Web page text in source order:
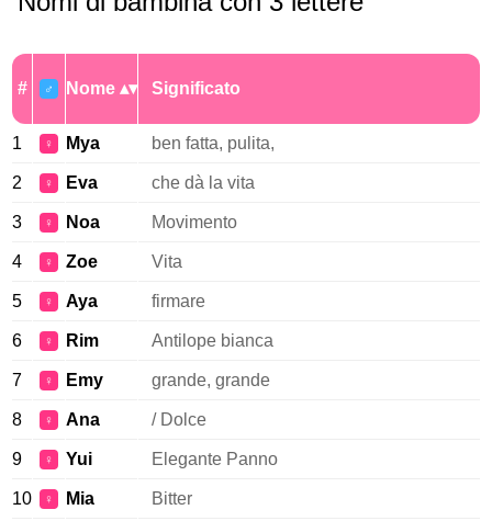
# ♂ Nome Significato
1 ♀ Mya ben fatta, pulita,
2 ♀ Eva che dà la vita
3 ♀ Noa Movimento
4 ♀ Zoe Vita
5 ♀ Aya firmare
6 ♀ Rim Antilope bianca
7 ♀ Emy grande, grande
8 ♀ Ana / Dolce
9 ♀ Yui Elegante Panno
10 ♀ Mia Bitter